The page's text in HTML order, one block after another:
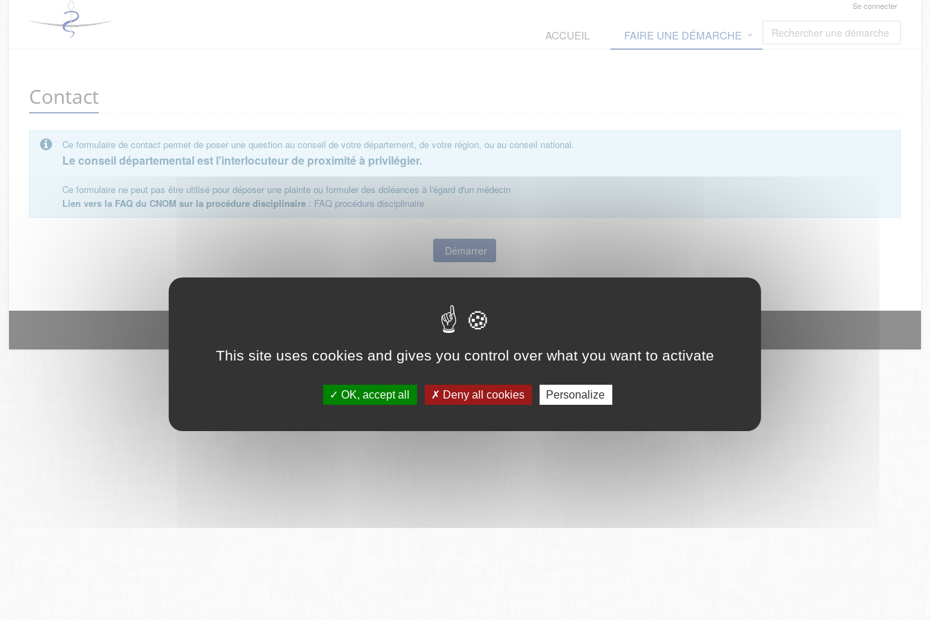
This site uses cookies and gives you control over what you want to activate
OK, accept all Deny all cookies Personalize
Se connecter
ACCUEIL FAIRE UNE DÉMARCHE
Contact
Ce formulaire de contact permet de poser une question au conseil de votre département, de votre région, ou au conseil national.
Le conseil départemental est l'interlocuteur de proximité à privilégier.
Ce formulaire ne peut pas être utilisé pour déposer une plainte ou formuler des doléances à l'égard d'un médecin
Lien vers la FAQ du CNOM sur la procédure disciplinaire: FAQ procédure disciplinaire
Démarrer
CGU Plan du site